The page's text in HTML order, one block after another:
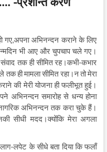
गए,अपना अभिनन्दन कराने के लिए
भी आए और चुपचाप चले गए।
तक ही सीमित रह।कभी-कभार
ही मामला सीमित रहा।न तो मेरा
की मेरी योजना ही फलीभूत हुई।
अभिनन्दन समारोह से धन्य होना
अभिनन्दन तक करा चुके हैं।
सीधी मदद।क्योंकि मेरा अगला
लपेट के सीधे बता दिया कि फलाँ